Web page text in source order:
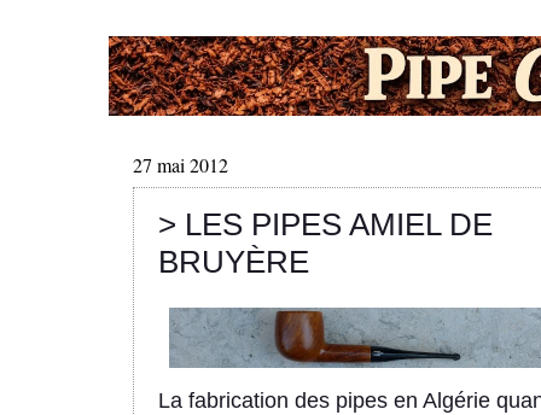
27 mai 2012
> LES PIPES AMIEL DE
BRUYÈRE
La fabrication des pipes en Algérie